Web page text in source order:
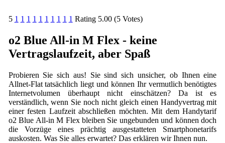
5 1 1 1 1 1 1 1 1 1 1 Rating 5.00 (5 Votes)
o2 Blue All-in M Flex - keine
Vertragslaufzeit, aber Spaß
Probieren Sie sich aus! Sie sind sich unsicher, ob Ihnen eine
Allnet-Flat tatsächlich liegt und können Ihr vermutlich benötigtes
Internetvolumen überhaupt nicht einschätzen? Da ist es
verständlich, wenn Sie noch nicht gleich einen Handyvertrag mit
einer festen Laufzeit abschließen möchten. Mit dem Handytarif
o2 Blue All-in M Flex bleiben Sie ungebunden und können doch
die Vorzüge eines prächtig ausgestatteten Smartphonetarifs
auskosten. Was Sie alles erwartet? Das erklären wir Ihnen nun.